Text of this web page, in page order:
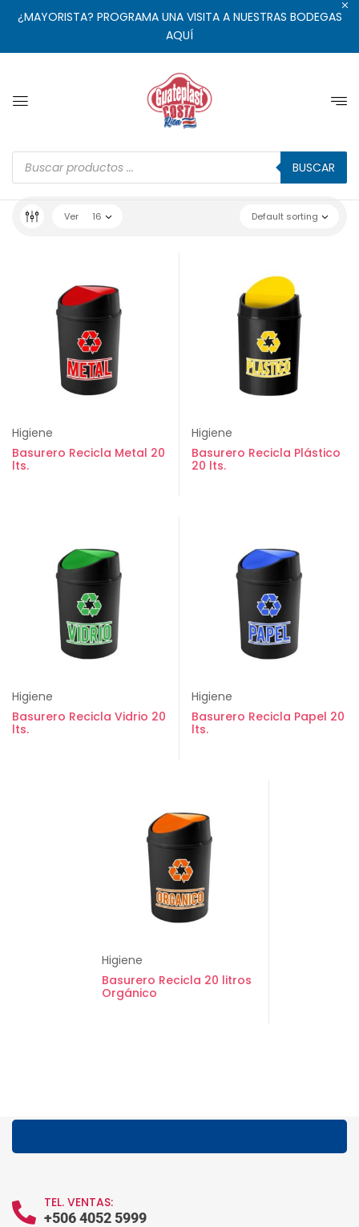
¿MAYORISTA? PROGRAMA UNA VISITA A NUESTRAS BODEGAS
AQUÍ
BUSCAR
Default sorting
Ver 16
Higiene
Basurero Recicla Metal 20
lts.
Higiene
Basurero Recicla Plástico
20 lts.
Higiene
Basurero Recicla Vidrio 20
lts.
Higiene
Basurero Recicla Papel 20
lts.
Higiene
Basurero Recicla 20 litros
Orgánico
TEL. VENTAS:
+506 4052 5999